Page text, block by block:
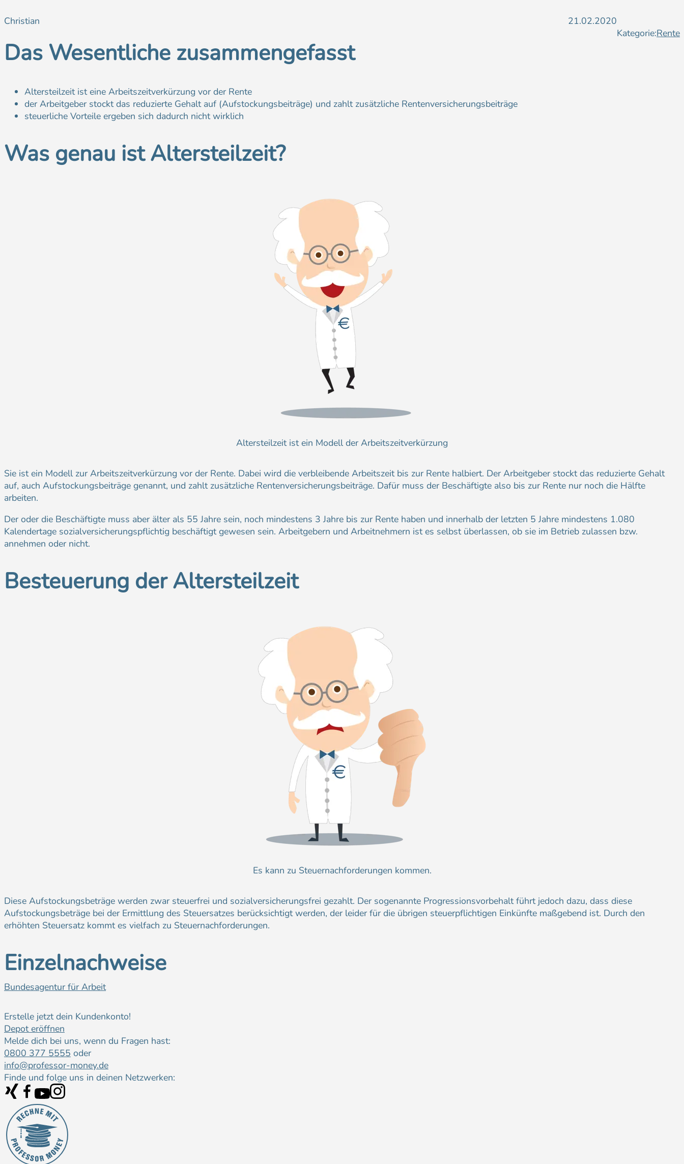
Christian
21.02.2020
Kategorie:Rente
Das Wesentliche zusammengefasst
Altersteilzeit ist eine Arbeitszeitverkürzung vor der Rente
der Arbeitgeber stockt das reduzierte Gehalt auf (Aufstockungsbeiträge) und zahlt zusätzliche Rentenversicherungsbeiträge
steuerliche Vorteile ergeben sich dadurch nicht wirklich
Was genau ist Altersteilzeit?
Altersteilzeit ist ein Modell der Arbeitszeitverkürzung
Sie ist ein Modell zur Arbeitszeitverkürzung vor der Rente. Dabei wird die verbleibende Arbeitszeit bis zur Rente halbiert. Der Arbeitgeber stockt das reduzierte Gehalt
auf, auch Aufstockungsbeiträge genannt, und zahlt zusätzliche Rentenversicherungsbeiträge. Dafür muss der Beschäftigte also bis zur Rente nur noch die Hälfte
arbeiten.
Der oder die Beschäftigte muss aber älter als 55 Jahre sein, noch mindestens 3 Jahre bis zur Rente haben und innerhalb der letzten 5 Jahre mindestens 1.080
Kalendertage sozialversicherungspflichtig beschäftigt gewesen sein. Arbeitgebern und Arbeitnehmern ist es selbst überlassen, ob sie im Betrieb zulassen bzw.
annehmen oder nicht.
Besteuerung der Altersteilzeit
Es kann zu Steuernachforderungen kommen.
Diese Aufstockungsbeträge werden zwar steuerfrei und sozialversicherungsfrei gezahlt. Der sogenannte Progressionsvorbehalt führt jedoch dazu, dass diese
Aufstockungsbeträge bei der Ermittlung des Steuersatzes berücksichtigt werden, der leider für die übrigen steuerpflichtigen Einkünfte maßgebend ist. Durch den
erhöhten Steuersatz kommt es vielfach zu Steuernachforderungen.
Einzelnachweise
Bundesagentur für Arbeit
Erstelle jetzt dein Kundenkonto!
Depot eröffnen
Melde dich bei uns, wenn du Fragen hast:
0800 377 5555 oder
info@professor-money.de
Finde und folge uns in deinen Netzwerken: